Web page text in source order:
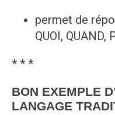
permet de
QUOI, QUAND,
* * *
BON EXEMPLE
LANGAGE